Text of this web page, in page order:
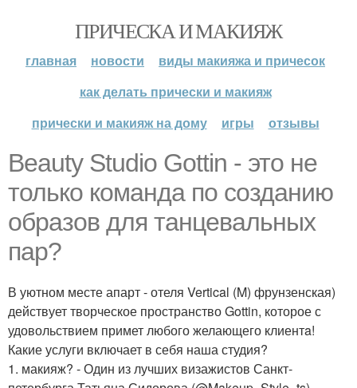
ПРИЧЕСКА И МАКИЯЖ
главная новости
виды макияжа и причесок
как делать прически и макияж
прически и макияж на дому
игры отзывы
Beauty Studio Gottin - это не
только команда по созданию
образов для танцевальных
пар?
В уютном месте апарт - отеля Vertical (M) фрунзенская)
действует творческое пространство Gottin, которое с
удовольствием примет любого желающего клиентa!
Какие услуги включает в себя наша студия?
1. макияж? - Один из лучших визажистов Санкт-